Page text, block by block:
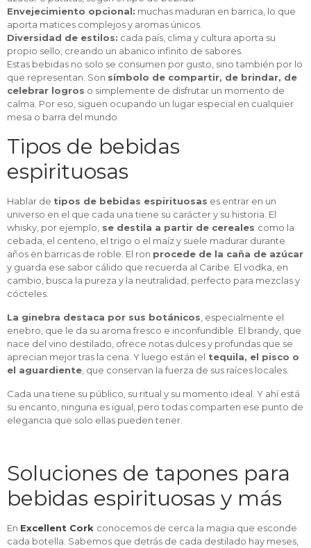
Envejecimiento opcional: muchas maduran en barrica, lo que
aporta matices complejos y aromas únicos.
Diversidad de estilos: cada país, clima y cultura aporta su
propio sello, creando un abanico infinito de sabores.
Estas bebidas no solo se consumen por gusto, sino también por lo
que representan. Son símbolo de compartir, de brindar, de
celebrar logros o simplemente de disfrutar un momento de
calma. Por eso, siguen ocupando un lugar especial en cualquier
mesa o barra del mundo.
Tipos de bebidas
espirituosas
Hablar de tipos de bebidas espirituosas es entrar en un
universo en el que cada una tiene su carácter y su historia. El
whisky, por ejemplo, se destila a partir de cereales como la
cebada, el centeno, el trigo o el maízy suele madurar durante
años en barricas de roble. El ron procede de la caña de azúcar
y guarda ese sabor cálido que recuerda al Caribe. El vodka, en
cambio, busca la pureza y la neutralidad, perfecto para mezclas y
cócteles.
La ginebra destaca por sus botánicos , especialmente el
enebro, que le da su aroma fresco e inconfundible. El brandy, que
nace del vino destilado, ofrece notas dulces y profundas que se
aprecian mejor tras la cena. Y luego están el tequila, el pisco o
el aguardiente , que conservan la fuerza de sus raíces locales.
Cada una tiene su público, su ritual y su momento ideal. Y ahí está
su encanto, ninguna es igual, pero todas comparten ese punto de
elegancia que solo ellas pueden tener.
Soluciones de tapones para
bebidas espirituosas y más
En Excellent Cork conocemos de cerca la magia que esconde
cada botella. Sabemos que detrás de cada destilado hay meses,